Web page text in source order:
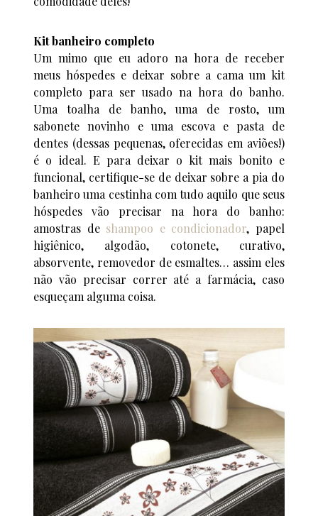
Kit banheiro completo
Um mimo que eu adoro na hora de receber
meus hóspedes e deixar sobre a cama um kit
completo para ser usado na hora do banho.
Uma toalha de banho, uma de rosto, um
sabonete novinho e uma escova e pasta de
dentes (dessas pequenas, oferecidas em aviões!)
é o ideal. E para deixar o kit mais bonito e
funcional, certifique-se de deixar sobre a pia do
banheiro uma cestinha com tudo aquilo que seus
hóspedes vão precisar na hora do banho:
amostras de shampoo e condicionador, papel
higiênico, algodão, cotonete, curativo,
absorvente, removedor de esmaltes… assim eles
não vão precisar correr até a farmácia, caso
esqueçam alguma coisa.